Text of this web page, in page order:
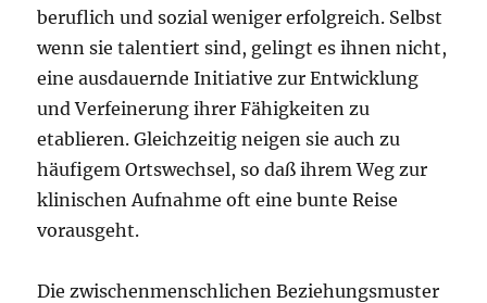
beruflich und sozial weniger erfolgreich. Selbst
wenn sie talentiert sind, gelingt es ihnen nicht,
eine ausdauernde Initiative zur Entwicklung
und Verfeinerung ihrer Fähigkeiten zu
etablieren. Gleichzeitig neigen sie auch zu
häufigem Ortswechsel, so daß ihrem Weg zur
klinischen Aufnahme oft eine bunte Reise
vorausgeht.
Die zwischenmenschlichen Beziehungsmuster